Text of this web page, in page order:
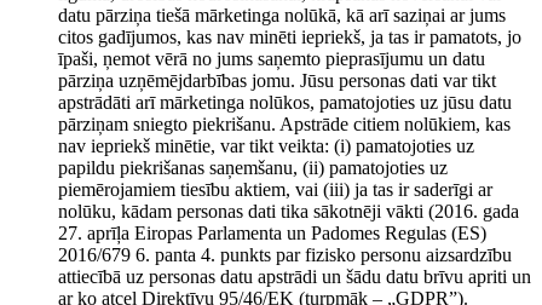
datu pārziņa tiešā mārketinga nolūkā, kā arī saziņai ar jums
citos gadījumos, kas nav minēti iepriekš, ja tas ir pamatots, jo
īpaši, ņemot vērā no jums saņemto pieprasījumu un datu
pārziņa uzņēmējdarbības jomu. Jūsu personas dati var tikt
apstrādāti arī mārketinga nolūkos, pamatojoties uz jūsu datu
pārziņam sniegto piekrišanu. Apstrāde citiem nolūkiem, kas
nav iepriekš minētie, var tikt veikta: (i) pamatojoties uz
papildu piekrišanas saņemšanu, (ii) pamatojoties uz
piemērojamiem tiesību aktiem, vai (iii) ja tas ir saderīgi ar
nolūku, kādam personas dati tika sākotnēji vākti (2016. gada
27. aprīļa Eiropas Parlamenta un Padomes Regulas (ES)
2016/679 6. panta 4. punkts par fizisko personu aizsardzību
attiecībā uz personas datu apstrādi un šādu datu brīvu apriti un
ar ko atceļ Direktīvu 95/46/EK (turpmāk – „GDPR”).